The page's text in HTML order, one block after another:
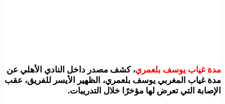
مدة غياب يوسف بلعمري، كشف مصدر داخل النادي الأهلي عن
مدة غياب المغربي يوسف بلعمري، الظهير الأيسر للفريق، عقب
الإصابة التي تعرض لها مؤخرًا خلال التدريبات.